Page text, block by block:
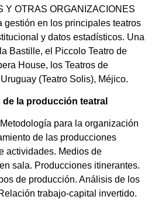
Y OTRAS ORGANIZACIONES
gestión en los principales teatros
y datos estadísticos. Una
Bastille, el Piccolo Teatro de
House, los Teatros de
(Teatro Solis), Méjico.
la producción teatral
para la organización
de las producciones
actividades. Medios de
sala. Producciones itinerantes.
de producción. Análisis de los
trabajo-capital invertido.